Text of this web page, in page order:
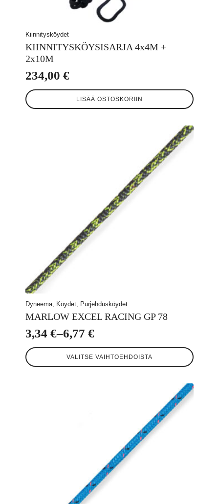
Kiinnitysköydet
KIINNITYSKÖYSISARJA 4x4M +
2x10M
234,00 €
LISÄÄ OSTOSKORIIN
Dyneema, Köydet, Purjehdusköydet
MARLOW EXCEL RACING GP 78
3,34 €–6,77 €
Hintaluokka:
3,34 €
VALITSE VAIHTOEHDOISTA
Tällä
tuotteella